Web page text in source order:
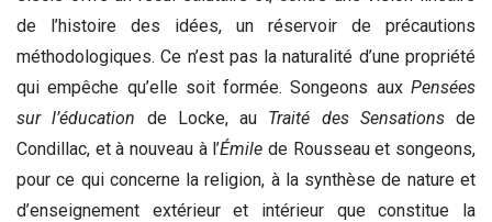
de l’histoire des idées, un réservoir de précautions
méthodologiques. Ce n’est pas la naturalité d’une propriété
qui empêche qu’elle soit formée. Songeons aux Pensées
sur l’éducation de Locke, au Traité des Sensationsde
Condillac, et à nouveau à l’Émile de Rousseau et songeons,
pour ce qui concerne la religion, à la synthèse de nature et
d’enseignement extérieur et intérieur que constitue la